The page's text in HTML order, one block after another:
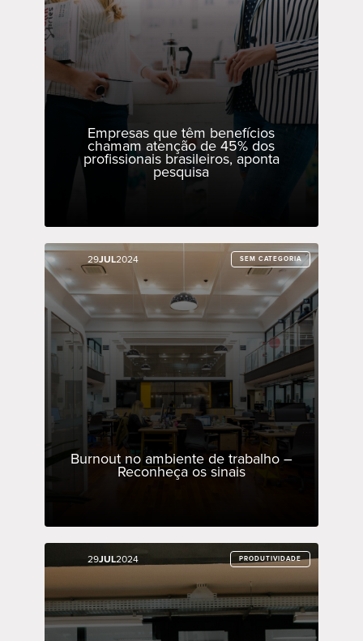
Empresas que têm benefícios
chamam atenção de 45% dos
profissionais brasileiros, aponta
pesquisa
29JUL2024 SEM CATEGORIA
Burnout no ambiente de trabalho –
Reconheça os sinais
29JUL2024 SEM CATEGORIA
29JUL2024 PRODUTIVIDADE
29JUL2024 PRODUTIVIDADE